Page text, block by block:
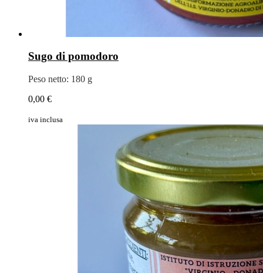
Sugo di pomodoro
Peso netto: 180 g
0,00 €
iva inclusa